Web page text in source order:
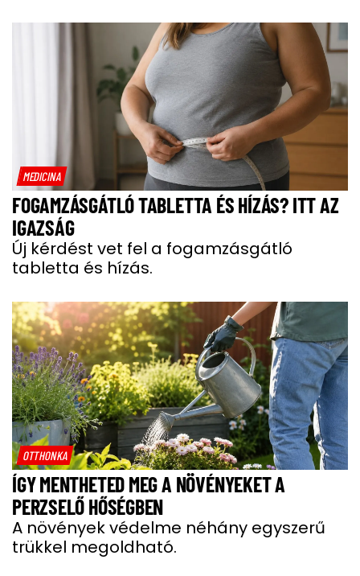
MEDICINA
FOGAMZÁSGÁTLÓ TABLETTA ÉS HÍZÁS? ITT AZ
IGAZSÁG
Új kérdést vet fel a fogamzásgátló
tabletta és hízás.
OTTHONKA
ÍGY MENTHETED MEG A NÖVÉNYEKET A
PERZSELŐ HŐSÉGBEN
A növények védelme néhány egyszerű
trükkel megoldható.